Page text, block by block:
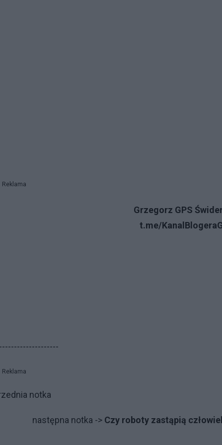
Reklama
Grzegorz GPS
t.me/
Reklama
not­ka
na­stęp­na not­ka -> Czy roboty zastąpią